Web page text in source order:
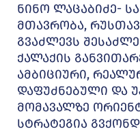
ნინო ლაცაბიძე-
მთავრობა,
გვაძლევს
ქალაქის
ამბიციური,
დაფუძნებული და
მომავალზე
სტრატეგია